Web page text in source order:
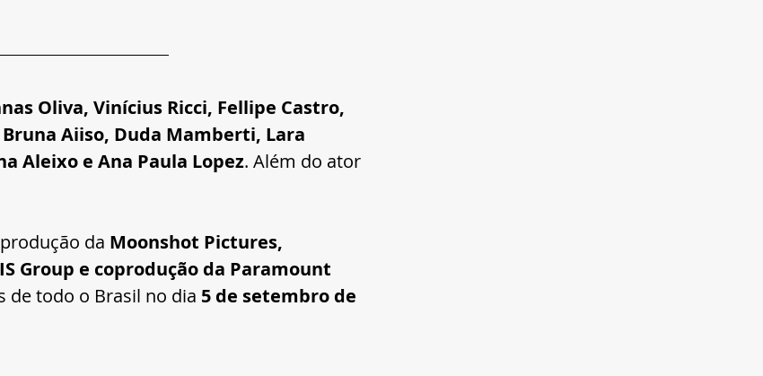
Oliva, Vinícius Ricci, Fellipe Castro,
Aiiso, Duda Mamberti, Lara
Aleixo e Ana Paula Lopez. Além do ator
da Moonshot Pictures,
Group e coprodução da Paramount
de todo o Brasil no dia 5 de setembro de